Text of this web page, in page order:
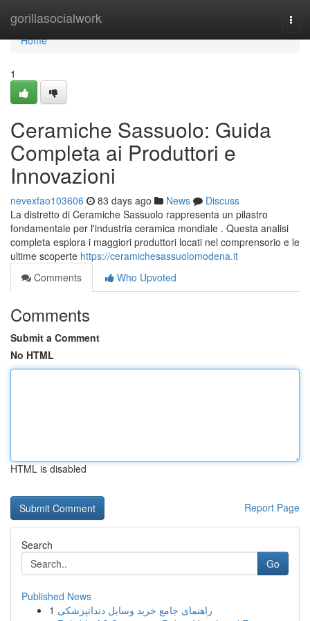
gorillasocialwork
Home
Home
1
Ceramiche Sassuolo: Guida
Completa ai Produttori e
Innovazioni
nevexfao103606 83 days ago News
Discuss
La distretto di Ceramiche Sassuolo rappresenta un pilastro
fondamentale per l'industria ceramica mondiale . Questa analisi
completa esplora i maggiori produttori locati nel comprensorio e le
ultime scoperte https://ceramichesassuolomodena.it
Comments
Who Upvoted
Comments
Submit a Comment
No HTML
HTML is disabled
Report Page
Search
Go
Published News
1 راهنمای جامع خرید وسایل دندانپزشکی